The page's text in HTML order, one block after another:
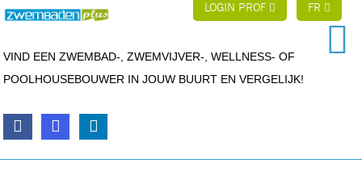
LOGIN PROF FR
VIND EEN ZWEMBAD-, ZWEMVIJVER-, WELLNESS- OF
POOLHOUSEBOUWER IN JOUW BUURT EN VERGELIJK!